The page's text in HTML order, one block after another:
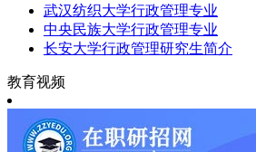
武汉纺织大学行政管理专业
中央民族大学行政管理专业
长安大学行政管理研究生简介
教育视频